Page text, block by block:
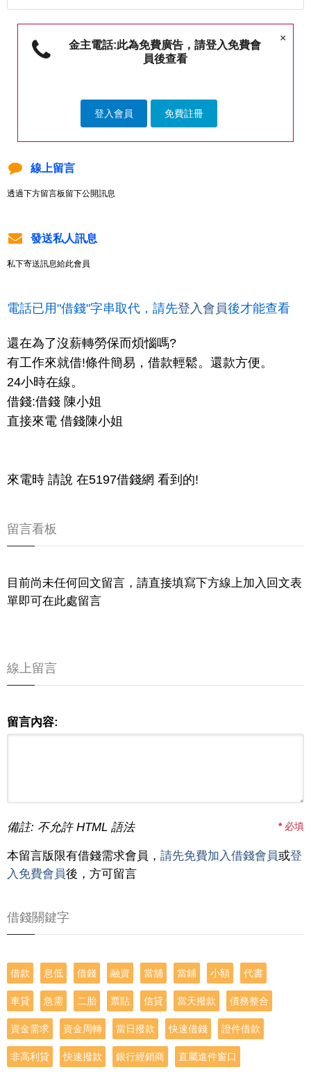
×
金主電話:此為免費廣告，請登入免費會
員後查看
登入會員 免費註冊
線上留言
透過下方留言板留下公開訊息
發送私人訊息
私下寄送訊息給此會員
電話已用"借錢"字串取代，請先登入會員後才能查看
還在為了沒薪轉勞保而煩惱嗎?
有工作來就借!條件簡易，借款輕鬆。還款方便。
24小時在線。
借錢:借錢 陳小姐
直接來電 借錢陳小姐
來電時 請說 在5197借錢網 看到的!
留言看板
目前尚未任何回文留言，請直接填寫下方線上加入回文表
單即可在此處留言
線上留言
留言內容:
備註: 不允許 HTML 語法 *必填
本留言版限有借錢需求會員， 請先免費加入借錢會員或登
入免費會員後，方可留言
借錢關鍵字
借款 息低 借錢 融資 當舖 當鋪 小額 代書
車貸 急需 二胎 票貼 信貸 當天撥款 債務整合
資金需求 資金周轉 當日撥款 快速借錢 證件借款
非高利貸 快速撥款 銀行經銷商 直屬進件窗口